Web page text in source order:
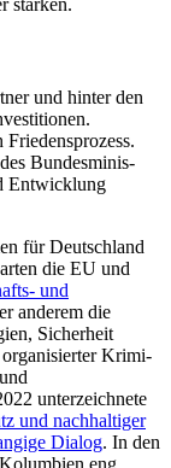
und hinter den
Bundes­minis­
Entwicklung
für Deutschland
die EU und
und
anderem die
Sicherheit
organisierter Krimi­
unterzeichnete
und nachhaltiger
Dialog. In den